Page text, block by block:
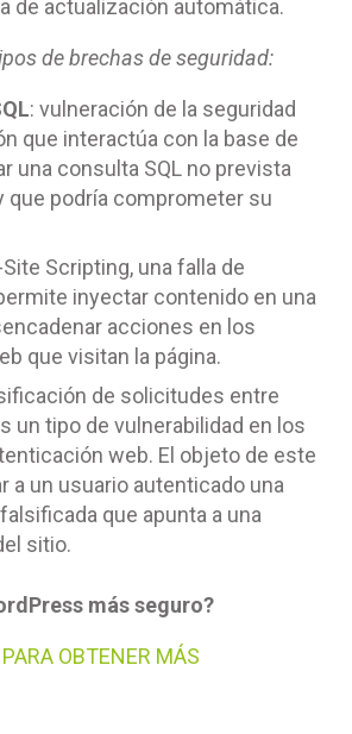
de actualización automática.
de brechas de seguridad:
: vulneración de la seguridad
que interactúa con la base de
una consulta SQL no prevista
que podría comprometer su
Scripting, una falla de
inyectar contenido en una
acciones en los
que visitan la página.
de solicitudes entre
un tipo de vulnerabilidad en los
web. El objeto de este
a un usuario autenticado una
que apunta a una
sitio.
más seguro?
OBTENER MÁS